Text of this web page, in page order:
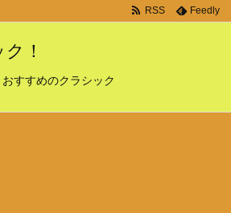
！
すすめのクラシック
RSS Feedly